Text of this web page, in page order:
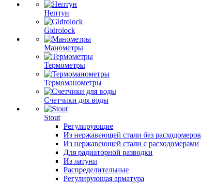
Нептун
Gidrolock
Манометры
Термометры
Термоманометры
Счетчики для воды
Stout
Регулирующие
Из нержавеющей стали без расходомеров
Из нержавеющей стали с расходомерами
Для радиаторной разводки
Из латуни
Распределительные
Регулирующая арматура